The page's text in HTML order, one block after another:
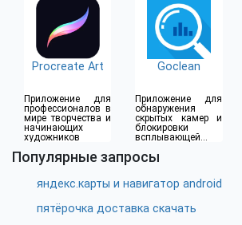
Procreate Art
Приложение для
профессионалов в
мире творчества и
начинающих
художников
Goclean
Приложение для
обнаружения
скрытых камер и
блокировки
всплывающей
Популярные запросы
яндекс.карты и навигатор android
пятёрочка доставка скачать